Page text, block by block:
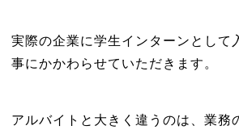
実際の企業に学生インターンとして
事にかかわらせていただきます。
アルバイトと大きく違うのは、業務